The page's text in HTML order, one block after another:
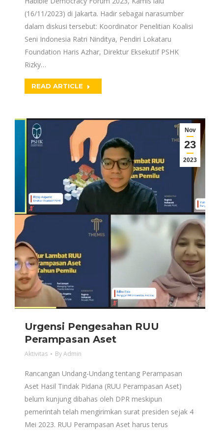
(16/11/2023) di Jakarta. Hadir sebagai narasumber
dalam diskusi tersebut: Koordinator Penelitian Koalisi
Seni Indonesia Ratri Ninditya, Pendiri Lokataru
Foundation Haris Azhar, Direktur Eksekutif PSHK
Rizky…
READ ARTICLE
Nov
23
2023
Urgensi Pengesahan RUU
Perampasan Aset
Aktivitas ByAdmin
Rancangan Undang-Undang tentang Perampasan
Aset Hasil Tindak Pidana (RUU Perampasan Aset)
belum kunjung dibahas oleh DPR meskipun
pemerintah telah mengirimkan surat presiden sejak 4
Mei 2023. RUU Perampasan Aset harus terus